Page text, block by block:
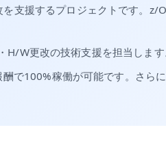
支援するプロジェクトです。z/
H/W更改の技術支援を担当しま
で100%稼働が可能です。さら